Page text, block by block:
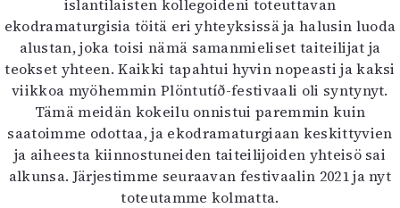
Mediatiedot
Kaltio ry
islantilaisten kollegoideni toteuttavan
ekodramaturgisia töitä eri yhteyksissä ja halusin luoda
alustan, joka toisi nämä samanmieliset taiteilijat ja
teokset yhteen. Kaikki tapahtui hyvin nopeasti ja kaksi
viikkoa myöhemmin Plöntutíð-festivaali oli syntynyt.
Tämä meidän kokeilu onnistui paremmin kuin
saatoimme odottaa, ja ekodramaturgiaan keskittyvien
ja aiheesta kiinnostuneiden taiteilijoiden yhteisö sai
alkunsa. Järjestimme seuraavan festivaalin 2021 ja nyt
toteutamme kolmatta.